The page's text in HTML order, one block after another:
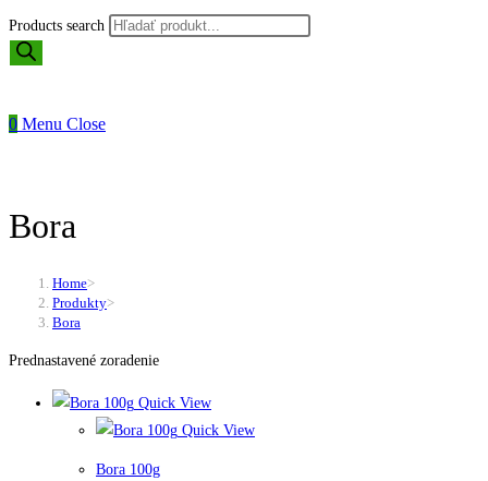
Products search
0 Menu Close
Bora
Home>
Produkty>
Bora
Prednastavené zoradenie
Quick View
Quick View
Bora 100g